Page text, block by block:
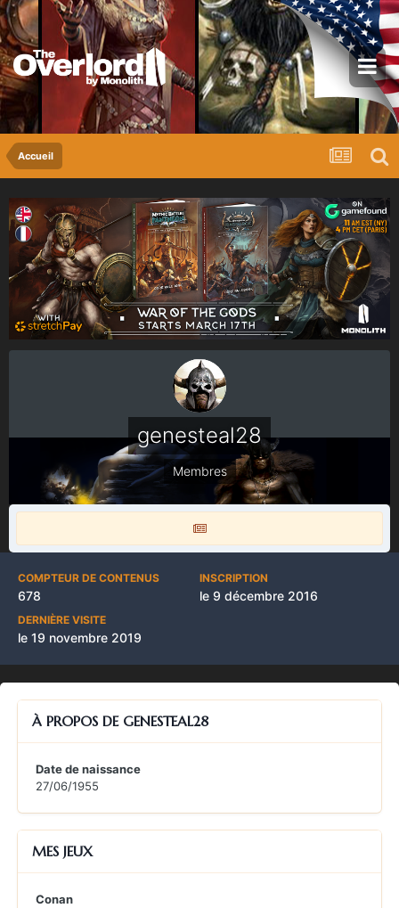
Accueil
genesteal28
Membres
COMPTEUR DE CONTENUS
678
INSCRIPTION
le 9 décembre 2016
DERNIÈRE VISITE
le 19 novembre 2019
À PROPOS DE GENESTEAL28
Date de naissance
27/06/1955
MES JEUX
Conan